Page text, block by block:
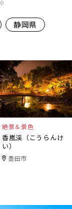
静岡県
絶景＆景色
香嵐渓（こうらんけ
い）
豊田市